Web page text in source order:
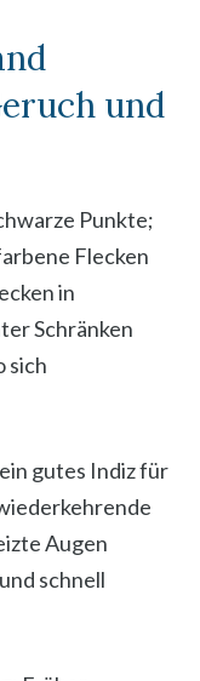
und
Punkte;
Flecken
in
Schränken
sich
gutes Indiz für
Augen
schnell